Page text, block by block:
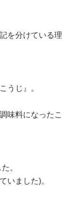
を分けている理
うじ』。
味料になったこ
。
いました)。